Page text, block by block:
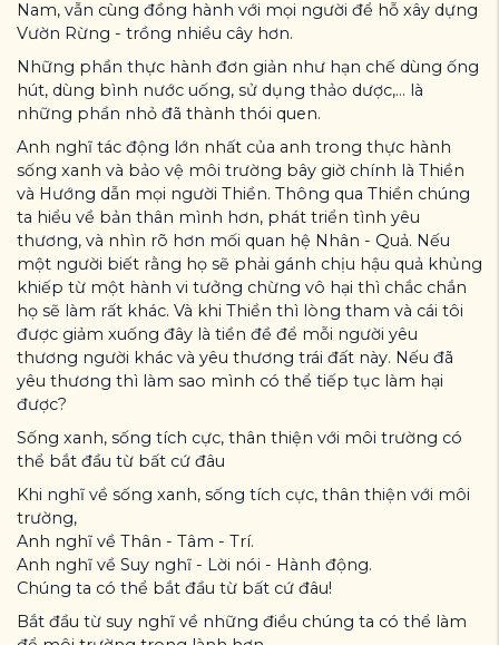
Nam, vẫn cùng đồng hành với mọi người để hỗ xây dựng
Vườn Rừng - trồng nhiều cây hơn.
Những phần thực hành đơn giản như hạn chế dùng ống
hút, dùng bình nước uống, sử dụng thảo dược,... là
những phần nhỏ đã thành thói quen.
Anh nghĩ tác động lớn nhất của anh trong thực hành
sống xanh và bảo vệ môi trường bây giờ chính là Thiền
và Hướng dẫn mọi người Thiền. Thông qua Thiền chúng
ta hiểu về bản thân mình hơn, phát triển tình yêu
thương, và nhìn rõ hơn mối quan hệ Nhân - Quả. Nếu
một người biết rằng họ sẽ phải gánh chịu hậu quả khủng
khiếp từ một hành vi tưởng chừng vô hại thì chắc chắn
họ sẽ làm rất khác. Và khi Thiền thì lòng tham và cái tôi
được giảm xuống đây là tiền đề để mỗi người yêu
thương người khác và yêu thương trái đất này. Nếu đã
yêu thương thì làm sao mình có thể tiếp tục làm hại
được?
Sống xanh, sống tích cực, thân thiện với môi trường có
thể bắt đầu từ bất cứ đâu
Khi nghĩ về sống xanh, sống tích cực, thân thiện với môi
trường,
Anh nghĩ về Thân - Tâm - Trí.
Anh nghĩ về Suy nghĩ - Lời nói - Hành động.
Chúng ta có thể bắt đầu từ bất cứ đâu!
Bắt đầu từ suy nghĩ về những điều chúng ta có thể làm